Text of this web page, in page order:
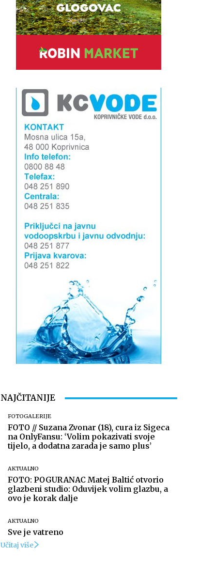
NAJČITANIJE
FOTOGALERIJE
FOTO // Suzana Zvonar (18), cura iz Sigeca
na OnlyFansu: ‘Volim pokazivati svoje
tijelo, a dodatna zarada je samo plus’
AKTUALNO
FOTO: POGURANAC Matej Baltić otvorio
glazbeni studio: Oduvijek volim glazbu, a
ovo je korak dalje
AKTUALNO
Sve je vatreno
Učitaj više